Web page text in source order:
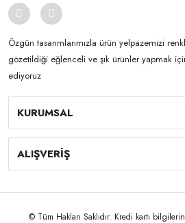
Özgün tasarımlarımızla ürün yelpazemizi
gözetildiği eğlenceli ve şık ürünler yapmak
ediyoruz
KURUMSAL
ALIŞVERİŞ
© Tüm Hakları Saklıdır. Kredi kartı